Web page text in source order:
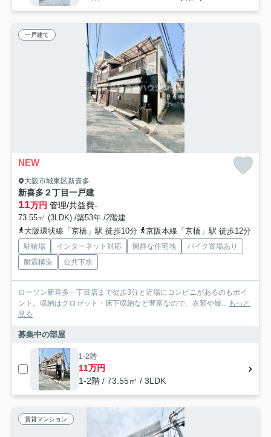
一戸建て
NEW
大阪市城東区新喜多
新喜多２丁目一戸建
11万円 管理/共益費-
73.55㎡ (3LDK) /築53年 /2階建
大阪環状線「京橋」駅 徒歩10分
京阪本線「京橋」駅 徒歩12分
駐輪場 インターネット対応 閑静な住宅地
バイク置場あり
耐震構造
公共下水
ローソン新喜多一丁目店まで徒歩3分と近場にコンビニがあるのもポイ
ント。収納はクロゼット・床下収納など豊富なので、衣類や履... もっと
見る
募集中の部屋
1-2階
11万円
1-2階 / 73.55㎡ / 3LDK
賃貸マンション